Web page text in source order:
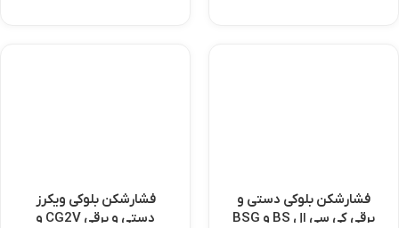
فشارشکن بلوکی دستی و
برقی کی سی ال BS و BSG
فشارشکن بلوکی ویکرز
دستی و برقی CG2V و